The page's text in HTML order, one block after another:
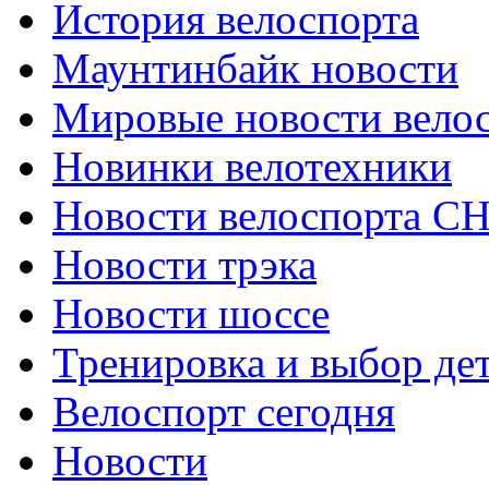
История велоспорта
Маунтинбайк новости
Мировые новости
Новинки велотехники
Новости велоспорта
Новости трэка
Новости шоссе
Тренировка и выбор
Велоспорт сегодня
Новости